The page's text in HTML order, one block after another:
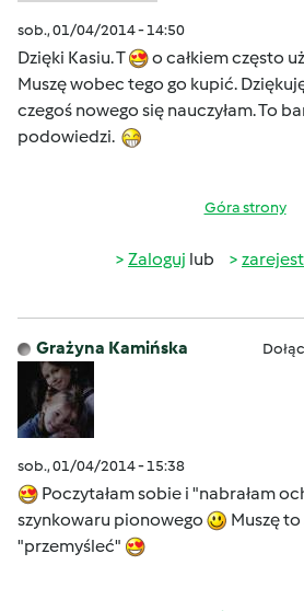
sob., 01/04/2014 - 14:50
Dzięki Kasiu. T
o całkiem często
Muszę wobec tego go kupić.
czegoś nowego się nauczyłam. To
podowiedzi.
Góra strony
Zaloguj lub
Grażyna Kamińska
sob., 01/04/2014 - 15:38
Poczytałam sobie i "nabrałam
szynkowaru pionowego
Muszę
"przemyśleć"